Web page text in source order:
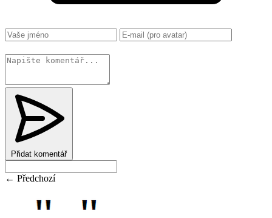
Přidat komentář
← Předchozí